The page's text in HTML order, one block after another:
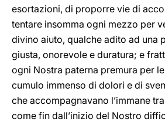
esortazioni, di proporre vie di
tentare insomma ogni mezzo per
divino aiuto, qualche adito ad una
giusta, onorevole e duratura; e
ogni Nostra paterna premura per
cumulo immenso di dolori e di
che accompagnavano l’immane
come fin dall’inizio del Nostro